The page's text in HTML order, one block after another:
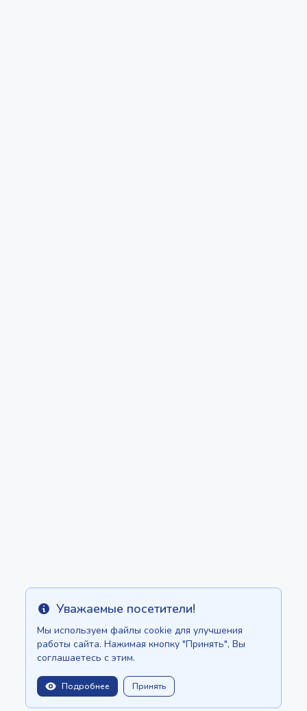
Info Уважаемые посетители!
Мы используем файлы cookie для улучшения
работы сайта. Нажимая кнопку "Принять", Вы
соглашаетесь с этим.
Подробнее Принять